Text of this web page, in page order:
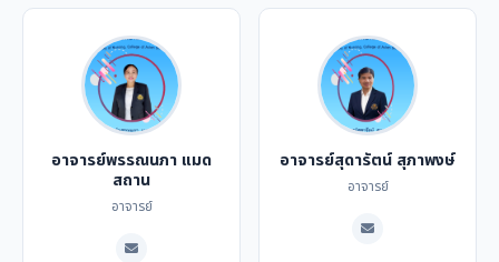
อาจารย์พรรณนภา แมด
สถาน
อาจารย์
อาจารย์สุดารัตน์ สุภาพงษ์
อาจารย์